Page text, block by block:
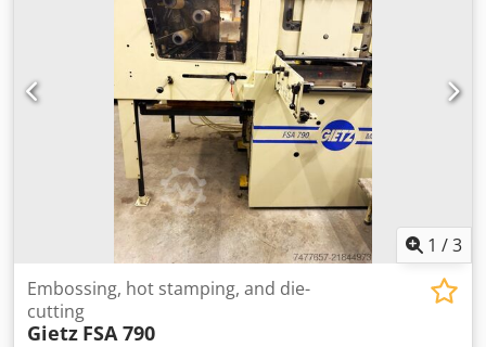
1 /3
Embossing, hot stamping, and die-
cutting
Gietz FSA 790